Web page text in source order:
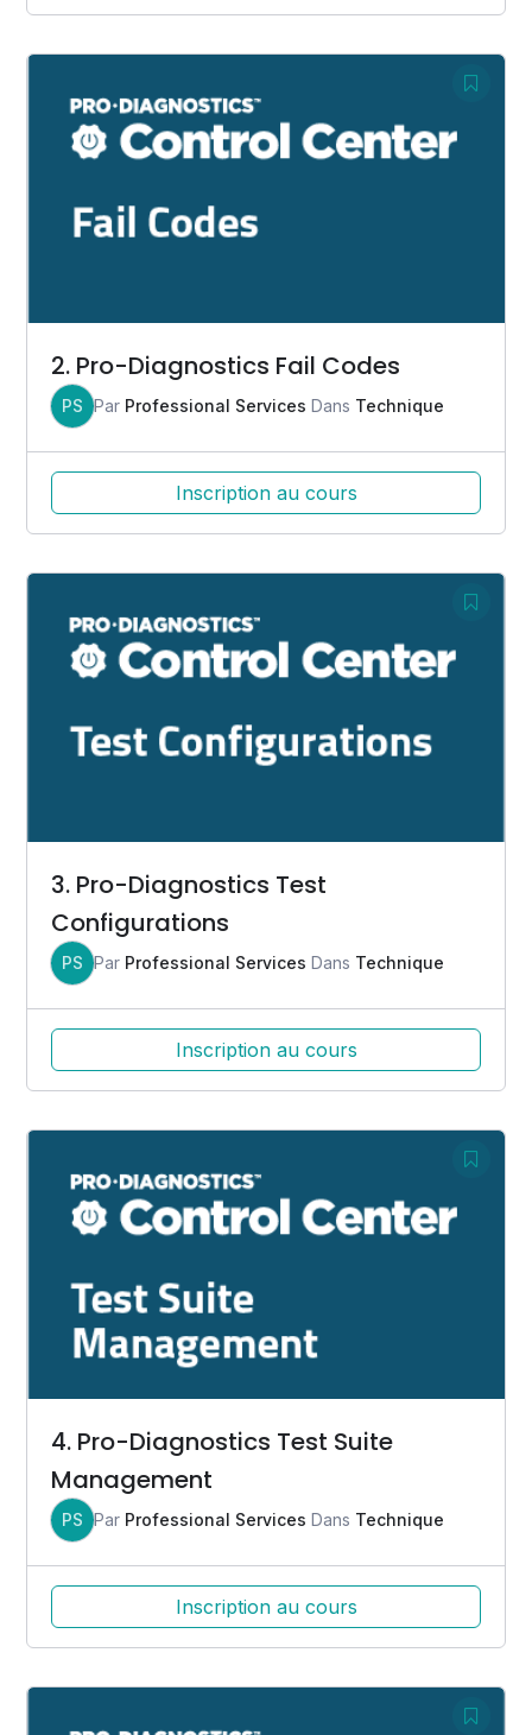
2. Pro-Diagnostics Fail Codes
PS Par Professional Services Dans Technique
Inscription au cours
3. Pro-Diagnostics Test
Configurations
PS Par Professional Services Dans Technique
Inscription au cours
4. Pro-Diagnostics Test Suite
Management
PS Par Professional Services Dans Technique
Inscription au cours